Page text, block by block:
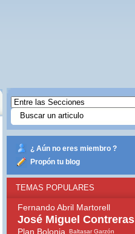
¿ Aún no eres miembro ?
Propón tu blog
TEMAS POPULARES
Fernando Abril Martorell
José Miguel Contreras
Plan Bolonia Baltasar Garzón